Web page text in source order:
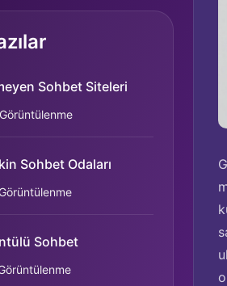
Sohbet Siteleri
Sohbet Odaları
Sohbet